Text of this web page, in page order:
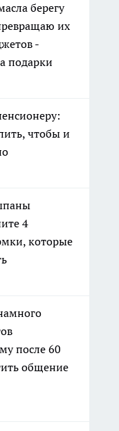
берегу
их
-
подарки
чтобы и
4
которые
после 60
общение